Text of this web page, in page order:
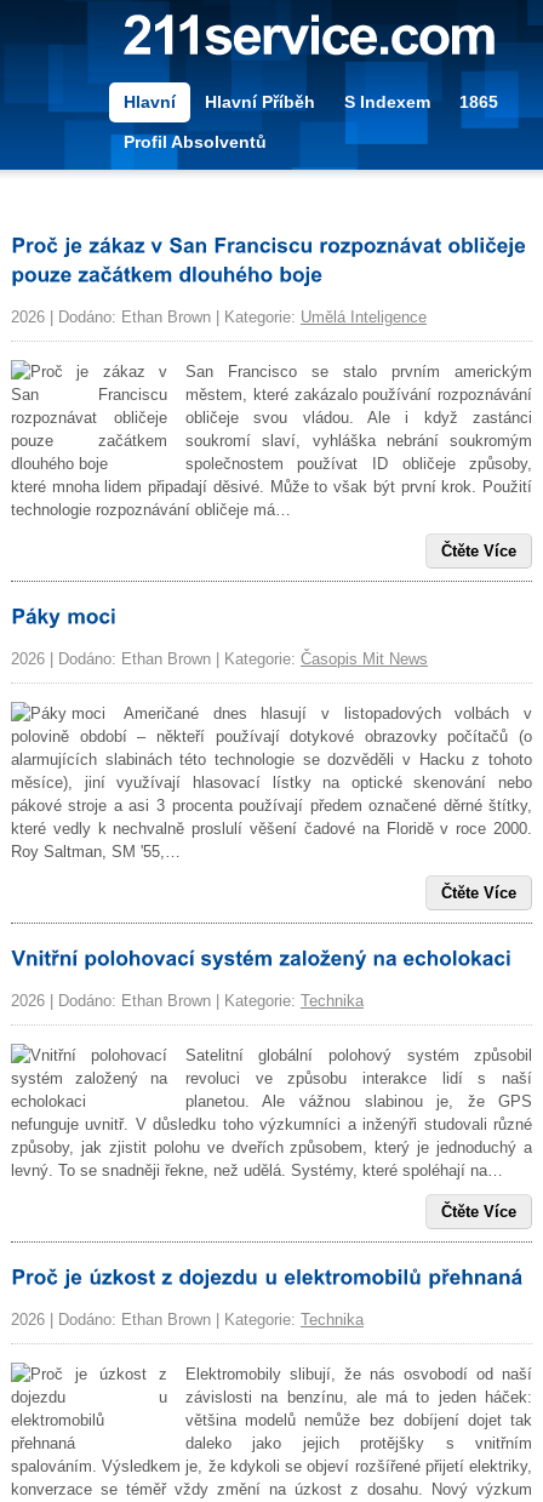
Hlavní Hlavní Příběh S Indexem 1865
Profil Absolventů
2026 | Dodáno: Ethan Brown | Kategorie: Umělá Inteligence
San Francisco se stalo prvním americkým
městem, které zakázalo používání rozpoznávání
obličeje svou vládou. Ale i když zastánci
soukromí slaví, vyhláška nebrání soukromým
společnostem používat ID obličeje způsoby,
které mnoha lidem připadají děsivé. Může to však být první krok. Použití
technologie rozpoznávání obličeje má…
Čtěte Více
2026 | Dodáno: Ethan Brown | Kategorie: Časopis Mit News
Američané dnes hlasují v listopadových volbách v
polovině období – někteří používají dotykové obrazovky počítačů (o
alarmujících slabinách této technologie se dozvěděli v Hacku z tohoto
měsíce), jiní využívají hlasovací lístky na optické skenování nebo
pákové stroje a asi 3 procenta používají předem označené děrné štítky,
které vedly k nechvalně proslulí věšení čadové na Floridě v roce 2000.
Roy Saltman, SM '55,…
Čtěte Více
2026 | Dodáno: Ethan Brown | Kategorie: Technika
Satelitní globální polohový systém způsobil
revoluci ve způsobu interakce lidí s naší
planetou. Ale vážnou slabinou je, že GPS
nefunguje uvnitř. V důsledku toho výzkumníci a inženýři studovali různé
způsoby, jak zjistit polohu ve dveřích způsobem, který je jednoduchý a
levný. To se snadněji řekne, než udělá. Systémy, které spoléhají na…
Čtěte Více
2026 | Dodáno: Ethan Brown | Kategorie: Technika
Elektromobily slibují, že nás osvobodí od naší
závislosti na benzínu, ale má to jeden háček:
většina modelů nemůže bez dobíjení dojet tak
daleko jako jejich protějšky s vnitřním
spalováním. Výsledkem je, že kdykoli se objeví rozšířené přijetí elektriky,
konverzace se téměř vždy změní na úzkost z dosahu. Nový výzkum